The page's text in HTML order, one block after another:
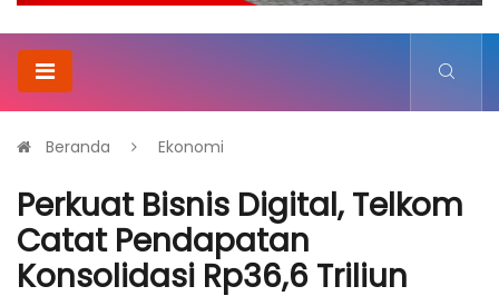
Beranda Ekonomi
Perkuat Bisnis Digital, Telkom
Catat Pendapatan
Konsolidasi Rp36,6 Triliun